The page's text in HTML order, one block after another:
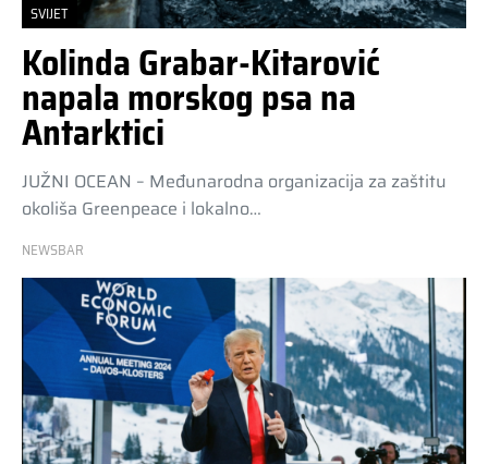
SVIJET
Kolinda Grabar-Kitarović
napala morskog psa na
Antarktici
JUŽNI OCEAN – Međunarodna organizacija za zaštitu
okoliša Greenpeace i lokalno…
NEWSBAR